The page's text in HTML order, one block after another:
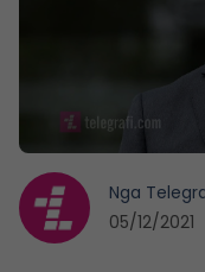
Nga
05/12/2021